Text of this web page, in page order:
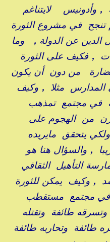
, وأدونيس لايتناغم
تنجح في مشروع الثورة
الدين عن الدولة , وما
, فكيف على الثورة
من دون أن يكون
المدارس مثلا , وكيف
في مجتمع تمذهب
من الهجوم على
يتحقق مايريده
, والسؤال هنا هو
التأهيل الثقافي
, وكيف يمكن للثورة
في مجتمع مستقطب
طائفة وتقتله
طائفة وتحاربه طائفة